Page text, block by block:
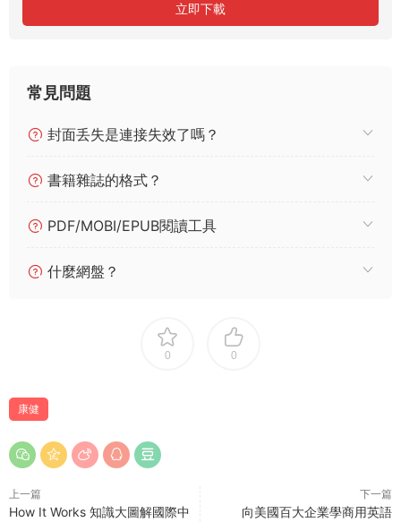
立即下載
常見問題
封面丢失是連接失效了嗎？
書籍雜誌的格式？
PDF/MOBI/EPUB閱讀工具
什麼網盤？
0 0
康健
上一篇
How It Works 知識大圖解國際中
下一篇
向美國百大企業學商用英語